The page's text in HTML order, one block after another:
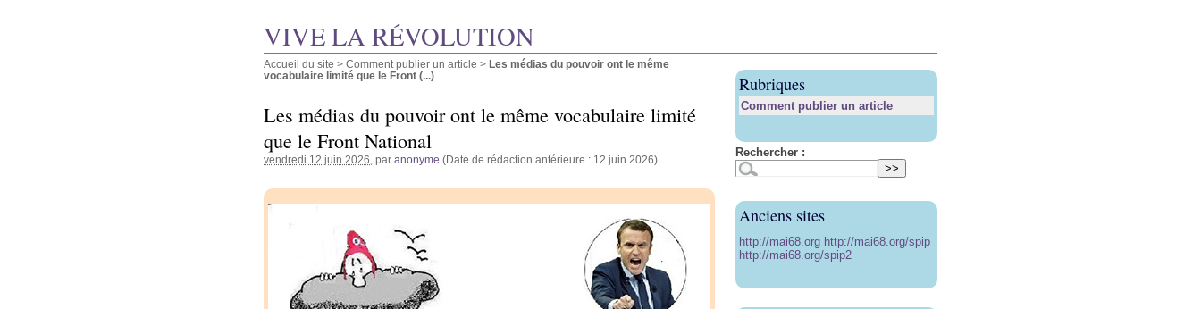
VIVE LA RÉVOLUTION
Accueil du site > Comment publier un article > Les médias du pouvoir ont le même
vocabulaire limité que le Front (...)
Les médias du pouvoir ont le même vocabulaire limité
que le Front National
vendredi 12 juin 2026 , par anonyme (Date de rédaction antérieure : 12 juin 2026).
Rubriques
Comment publier un article
Rechercher :
Anciens sites
http://mai68.org http://mai68.org/spip
http://mai68.org/spip2